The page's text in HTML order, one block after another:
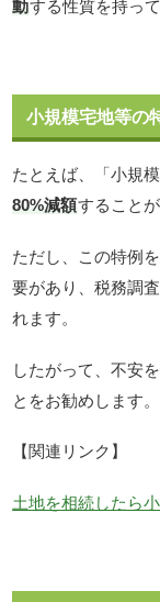
動する性質を持って
小規模宅地等の
たとえば、「小規
80%減額すること
ただし、この特例
要があり、税務調
れます。
したがって、不安
とをお勧めします。
【関連リンク】
土地を相続したら